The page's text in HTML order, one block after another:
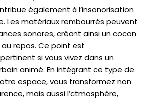
également à l’insonorisation
Les matériaux rembourrés peuvent
sonores, créant ainsi un cocon
repos. Ce point est
si vous vivez dans un
animé. En intégrant ce type de
espace, vous transformez non
mais aussi l’atmosphère,